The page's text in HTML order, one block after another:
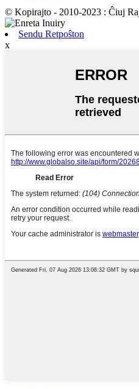
© Kopirajto - 2010-2023 : Ĉiuj
Sendu Retpoŝton
x